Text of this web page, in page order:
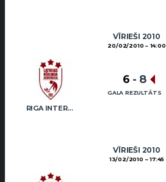
VĪRIEŠI 2010
20/02/2010 14:00
RIGA INTERNATIONAL CURLING CLUB / GRAY
6 - 8
GALA REZULTĀTS
VĪRIEŠI 2010
13/02/2010 17:45